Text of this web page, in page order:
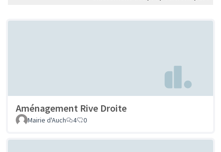
Aménagement Rive Droite
Mairie d'Auch 4 0